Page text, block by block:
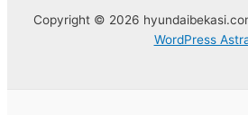
Copyright © 2026
WordPress